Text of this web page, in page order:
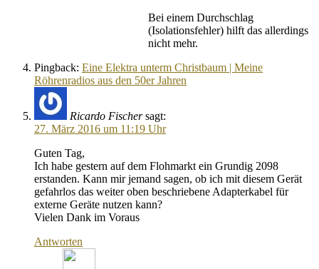
Bei einem Durchschlag
(Isolationsfehler) hilft das allerdings
nicht mehr.
Pingback: Eine Elektra unterm Christbaum | Meine
Röhrenradios aus den 50er Jahren
Ricardo Fischer sagt:
27. März 2016 um 11:19 Uhr
Guten Tag,
Ich habe gestern auf dem Flohmarkt ein Grundig 2098
erstanden. Kann mir jemand sagen, ob ich mit diesem Gerät
gefahrlos das weiter oben beschriebene Adapterkabel für
externe Geräte nutzen kann?
Vielen Dank im Voraus
Antworten